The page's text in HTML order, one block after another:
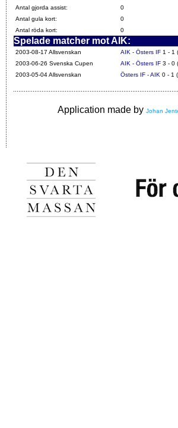
Antal gjorda assist:
0
Antal gula kort:
0
Antal röda kort:
0
Spelade matcher mot AIK:
2003-08-17 Allsvenskan AIK - Östers IF 1 - 1
2003-06-26 Svenska Cupen
AIK - Östers IF 3 - 0
2003-05-04 Allsvenskan
Östers IF - AIK 0 - 1
Application made by Johan